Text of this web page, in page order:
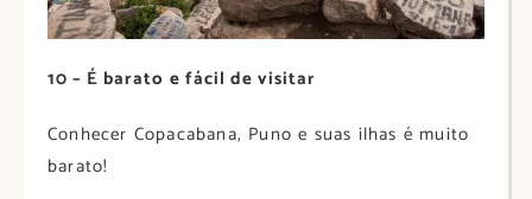
10 – É barato e fácil de visitar
Conhecer Copacabana, Puno e suas ilhas é muito
barato!